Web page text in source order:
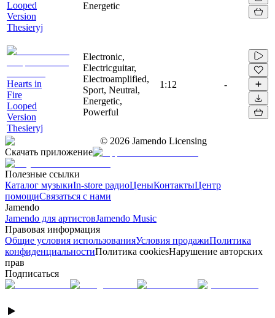
Looped
Version
Thesieryj
Energetic
Hearts in
Fire
Looped
Version
Thesieryj
Electronic,
Electricguitar,
Electroamplified,
Sport, Neutral,
Energetic,
Powerful
1:12 -
© 2026 Jamendo Licensing
Скачать приложение
Полезные ссылки
Каталог музыкиIn-store радиоЦеныКонтактыЦентр
помощиСвязаться с нами
Jamendo
Jamendo для артистовJamendo Music
Правовая информация
Общие условия использованияУсловия продажиПолитика
конфиденциальностиПолитика cookiesНарушение авторских
прав
Подписаться